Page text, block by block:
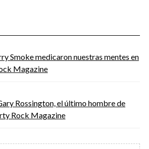
Smoke medicaron nuestras mentes en
Magazine
Rossington, el último hombre de
Rock Magazine